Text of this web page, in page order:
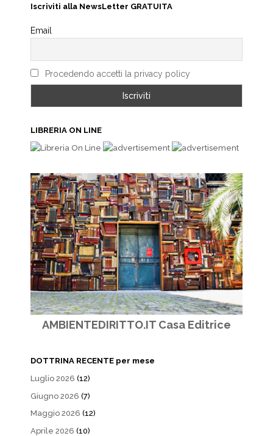
Iscriviti alla NewsLetter GRATUITA
Email
Procedendo accetti la privacy policy
LIBRERIA ON LINE
AMBIENTEDIRITTO.IT Casa Editrice
DOTTRINA RECENTE per mese
Luglio 2026 (12)
Giugno 2026 (7)
Maggio 2026 (12)
Aprile 2026 (10)